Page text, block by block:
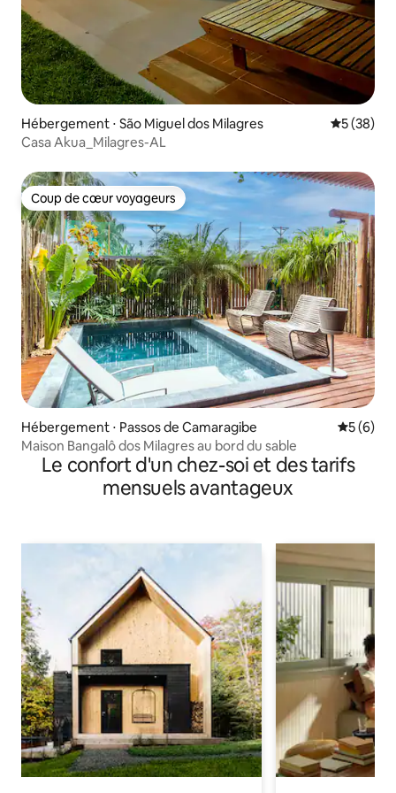
Hébergement ⋅ São Miguel dos Milagres
5 (38)
Casa Akua_Milagres-AL
Coup de cœur voyageurs
Coup de cœur voyageurs
Hébergement ⋅ Passos de Camaragibe
5 (6)
Maison Bangalô dos Milagres au bord du sable
Le confort d'un chez-soi et des tarifs
mensuels avantageux